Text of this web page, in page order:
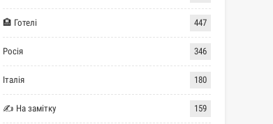
🏨 Готелі 447
Росія 346
Італія 180
✍ На замітку 159